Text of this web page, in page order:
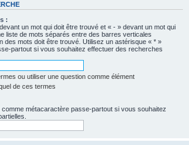
:
un mot qui doit être trouvé et « - » devant un mot qui
liste de mots séparés entre des barres verticales
des mots doit être trouvé. Utilisez un astérisque « * »
partout si vous souhaitez effectuer des recherches
ou utiliser une question comme élément
de ces termes
métacaractère passe-partout si vous souhaitez